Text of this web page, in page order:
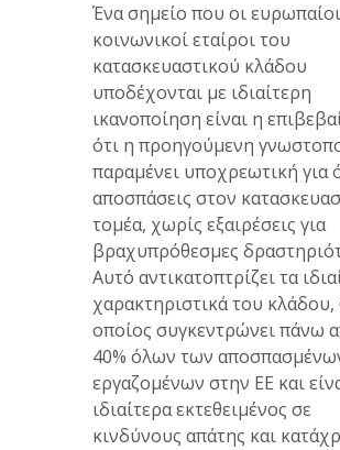
Ένα σημείο που οι ευρωπαίοι
κοινωνικοί εταίροι του
κατασκευαστικού κλάδου
υποδέχονται με ιδιαίτερη
ικανοποίηση είναι η
ότι η προηγούμενη
παραμένει υποχρεωτική για
αποσπάσεις στον
τομέα, χωρίς εξαιρέσεις για
βραχυπρόθεσμες
Αυτό αντικατοπτρίζει τα
χαρακτηριστικά του κλάδου,
οποίος συγκεντρώνει πάνω
40% όλων των
εργαζομένων στην ΕΕ και
ιδιαίτερα εκτεθειμένος σε
κινδύνους απάτης και